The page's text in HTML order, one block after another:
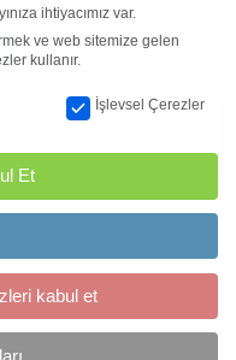
ihtiyacımız var.
ve web sitemize gelen
kullanır.
İşlevsel Çerezler
Et
kabul et